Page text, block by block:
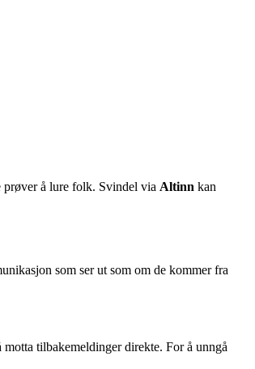
prøver å lure folk. Svindel via Altinn kan
som ser ut som om de kommer fra
tilbakemeldinger direkte. For å unngå